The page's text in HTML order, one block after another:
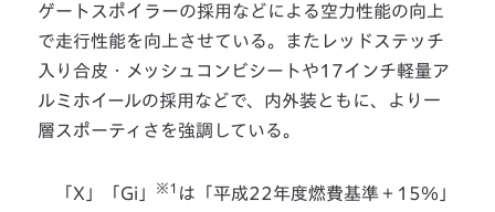
ゲートスポイラーの採用などによる空力性能の向上
で走行性能を向上させている。またレッドステッチ
入り合皮・メッシュコンビシートや17インチ軽量ア
ルミホイールの採用などで、内外装ともに、より一
層スポーティさを強調している。
「X」「Gi」 ※1 は「平成22年度燃費基準＋15％」